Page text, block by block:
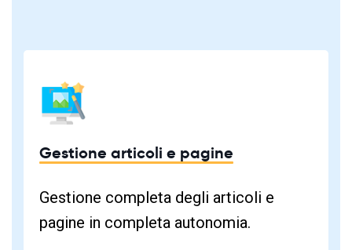
Gestione articoli e pagine
Gestione completa degli articoli e
pagine in completa autonomia.